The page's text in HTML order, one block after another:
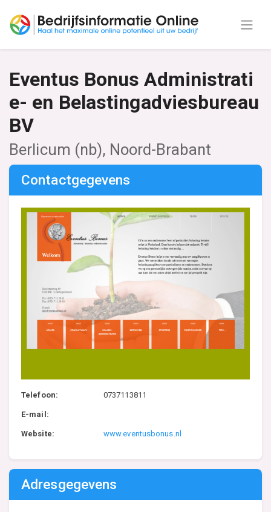
Eventus Bonus Administrati
e- en Belastingadviesbureau
BV
Berlicum (nb), Noord-Brabant
Contactgegevens
Telefoon: 0737113811
E-mail:
Website: www.eventusbonus.nl
Adresgegevens